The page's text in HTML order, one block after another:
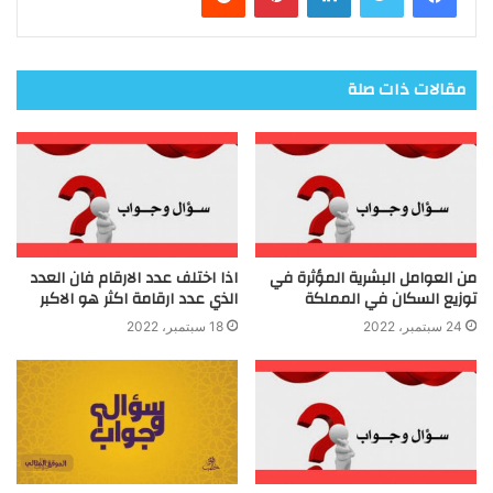
مقالات ذات صلة
من العوامل البشرية المؤثرة في
توزيع السكان في المملكة
24 سبتمبر، 2022
اذا اختلف عدد الارقام فان العدد
الذي عدد ارقامة اكثر هو الاكبر
18 سبتمبر، 2022